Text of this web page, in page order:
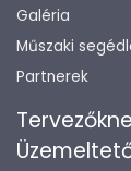
Galéria
Műszaki
Partnerek